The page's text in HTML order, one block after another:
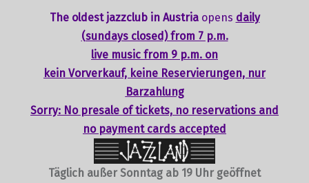
The oldest jazzclub in Austria opens daily
(sundays closed) from 7 p.m.
live music from 9 p.m. on
kein Vorverkauf, keine Reservierungen, nur
Barzahlung
Sorry: No presale of tickets, no reservations and
no payment cards accepted
Täglich außer Sonntag ab 19 Uhr geöffnet